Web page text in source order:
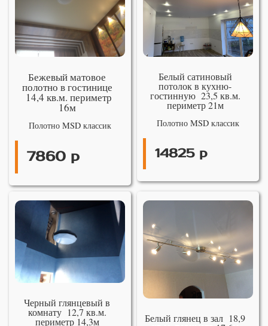
Бежевый матовое
полотно в гостинице
14,4 кв.м. периметр
16м
Полотно MSD классик
7860 р
Белый сатиновый
потолок в кухню-
гостинную 23,5 кв.м.
периметр 21м
Полотно MSD классик
14825 р
Черный глянцевый в
комнату 12,7 кв.м.
периметр 14,3м Белый глянец в зал 18,9